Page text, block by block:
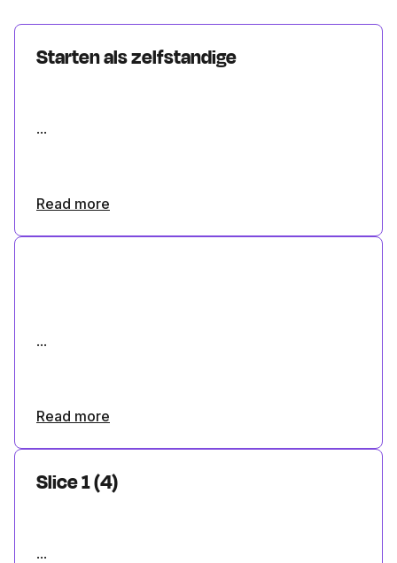
Starten als zelfstandige
...
Read more
...
Read more
Slice 1 (4)
...